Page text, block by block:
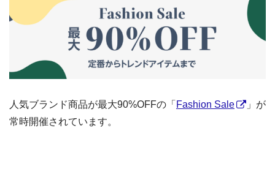
人気ブランド商品が最大90%OFFの「 Fashion Sale
」が
常時開催されています。